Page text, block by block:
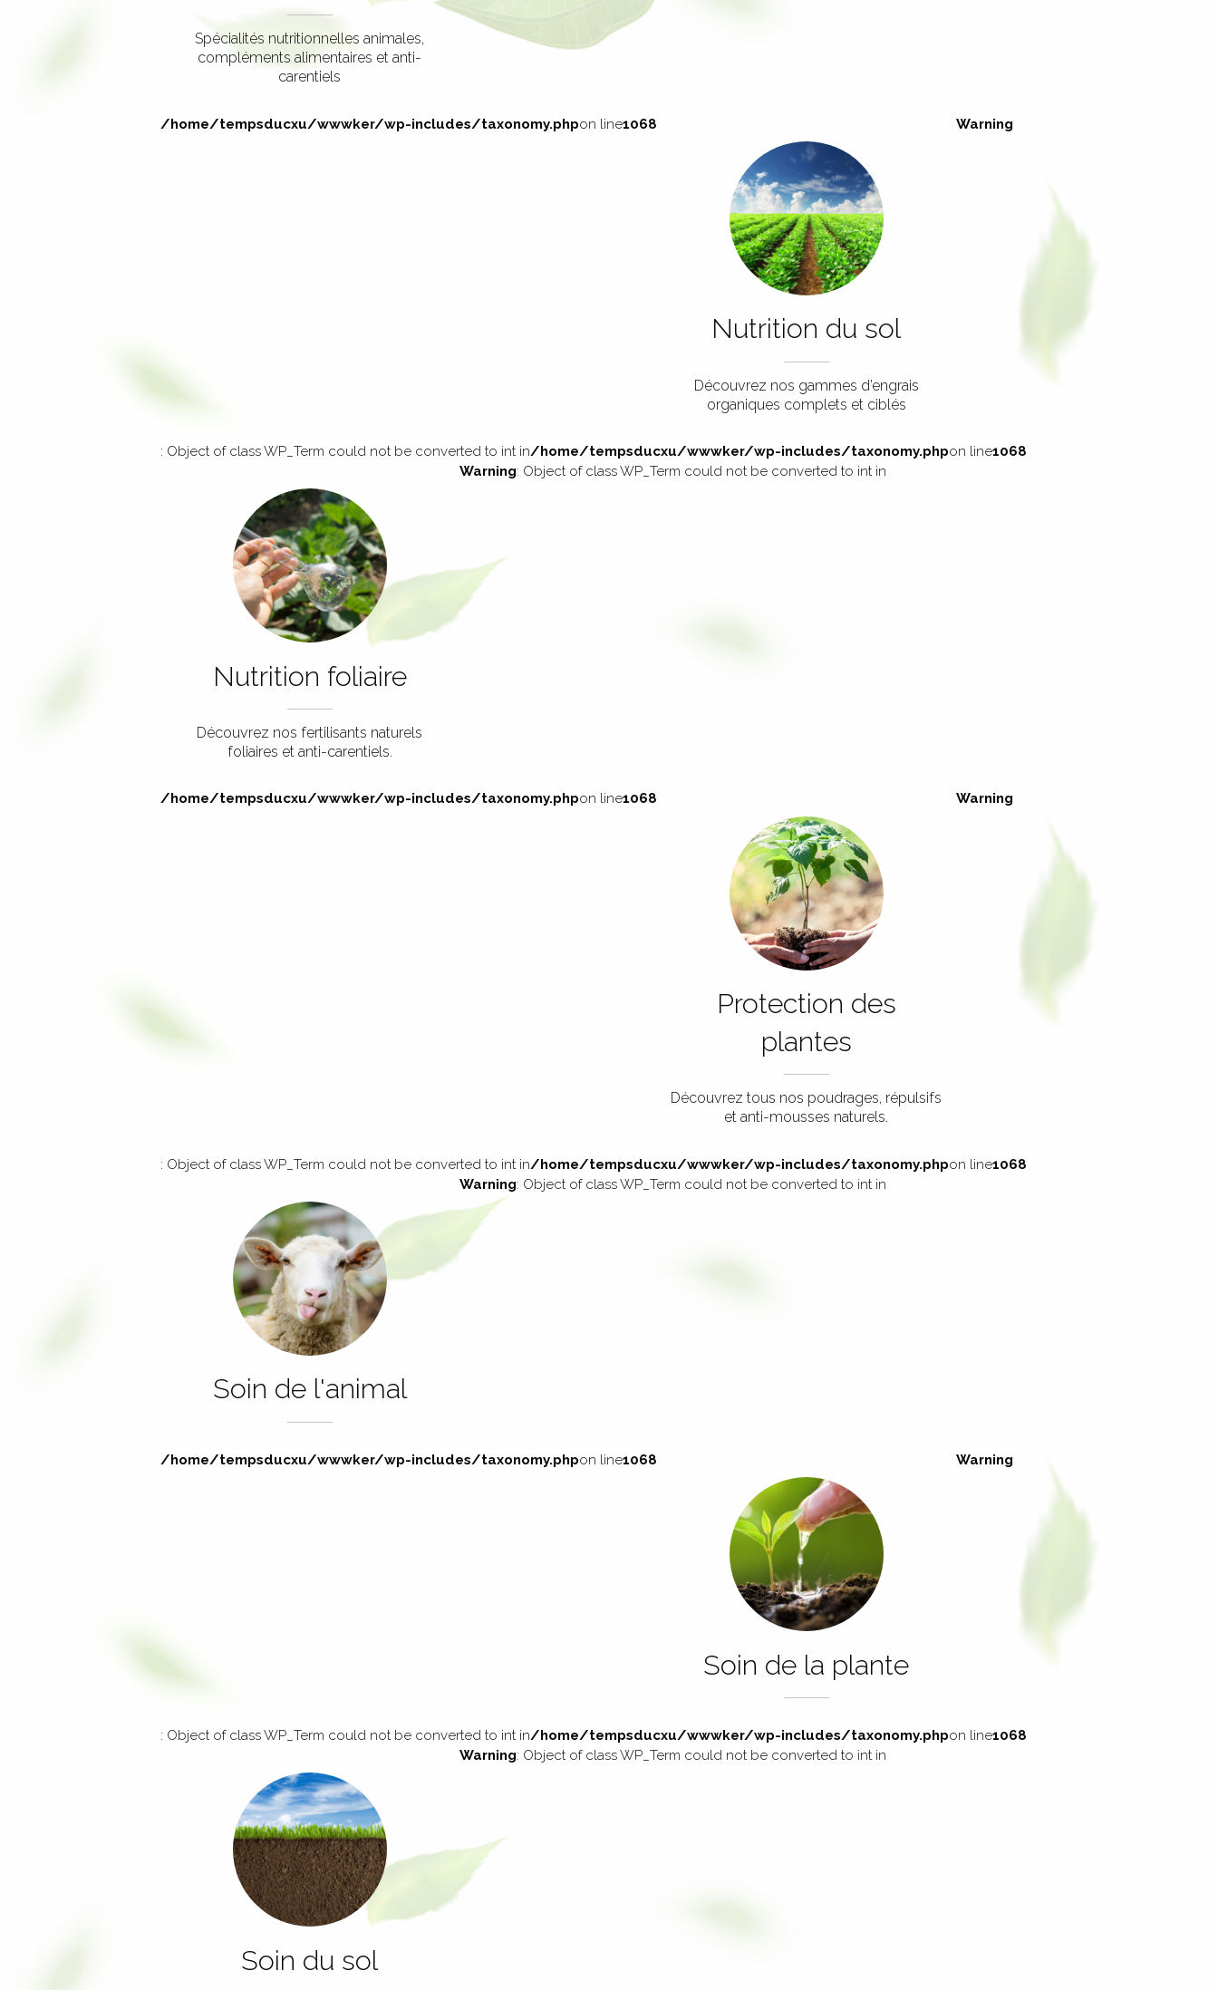
Spécialités nutritionnelles animales,
compléments alimentaires et anti-
carentiels
/home/tempsducxu/wwwker/wp-includes/taxonomy.phpon line1068
Nutrition du sol
Découvrez nos gammes d’engrais
organiques complets et ciblés
Warning
: Object of class WP_Term could not be converted to int in/home/tempsducxu/wwwker/wp-includes/taxonomy.phpon line1068
Nutrition foliaire
Découvrez nos fertilisants naturels
foliaires et anti-carentiels.
Warning: Object of class WP_Term could not be converted to int in
/home/tempsducxu/wwwker/wp-includes/taxonomy.phpon line1068
Protection des
plantes
Découvrez tous nos poudrages, répulsifs
et anti-mousses naturels.
Warning
: Object of class WP_Term could not be converted to int in/home/tempsducxu/wwwker/wp-includes/taxonomy.phpon line1068
Soin de l'animal
Warning: Object of class WP_Term could not be converted to int in
/home/tempsducxu/wwwker/wp-includes/taxonomy.phpon line1068
Soin de la plante
Warning
: Object of class WP_Term could not be converted to int in/home/tempsducxu/wwwker/wp-includes/taxonomy.phpon line1068
Soin du sol
Warning: Object of class WP_Term could not be converted to int in